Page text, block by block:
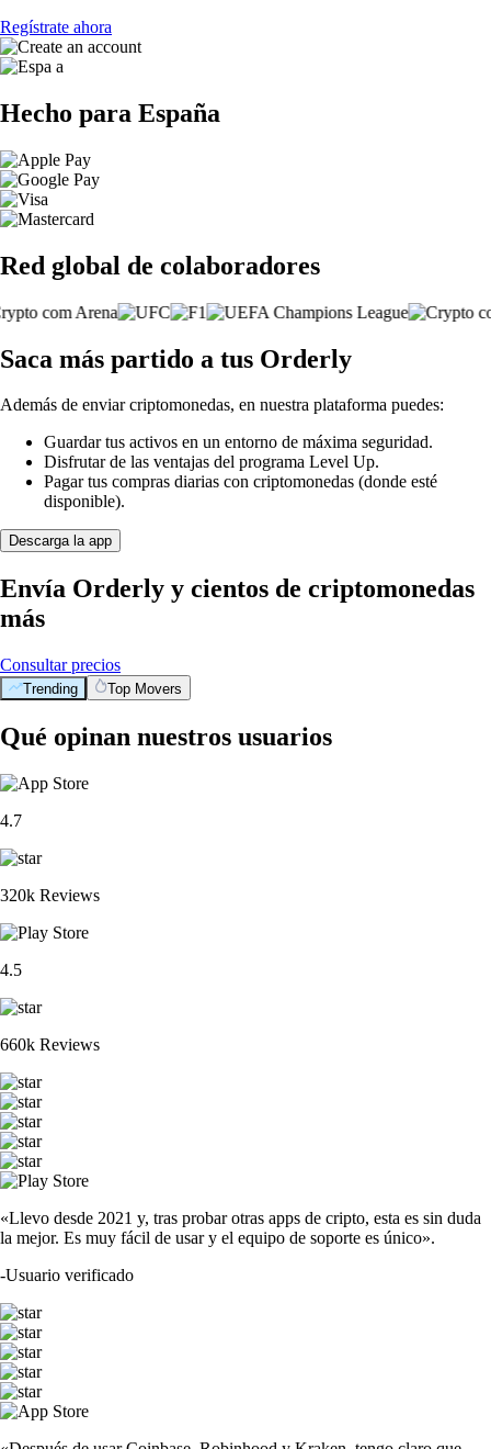
Regístrate ahora
Hecho para España
Red global de colaboradores
Saca más partido a tus Orderly
Además de enviar criptomonedas, en nuestra plataforma puedes:
Guardar tus activos en un entorno de máxima seguridad.
Disfrutar de las ventajas del programa Level Up.
Pagar tus compras diarias con criptomonedas (donde esté
disponible).
Descarga la app
Envía Orderly y cientos de criptomonedas
más
Consultar precios
Trending Top Movers
Qué opinan nuestros usuarios
4.7
320k Reviews
4.5
660k Reviews
«Llevo desde 2021 y, tras probar otras apps de cripto, esta es sin duda
la mejor. Es muy fácil de usar y el equipo de soporte es único».
-Usuario verificado